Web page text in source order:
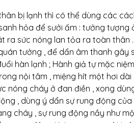
bị lạnh thì có thể dùng các
hỏa để sưởi ấm : tưởng tượng
ra sức nóng lan tỏa ra toàn thân .
tưởng , để dẩn âm thanh gây
hàn lạnh ; Hành giả tự mặc niệm
nội tâm , miệng hít một hơi
nóng cháy ở đan điền , xong
, dùng ý dẩn sự rung động
cháy , sự rung động nầy như